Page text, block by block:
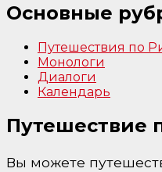
Основные
Путешествия по
Монологи
Диалоги
Календарь
Путешествие
Вы можете